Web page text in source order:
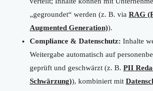
„gegroundet“ werden (z. B. via RAG
Augmented Generation)).
Compliance & Datenschutz: Inhalte
Weitergabe automatisch auf
geprüft und geschwärzt (z. B. PII
Schwärzung)), kombiniert mit